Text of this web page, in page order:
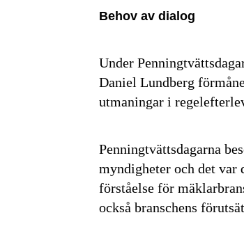
Behov av dialog
Under
Daniel Lundberg
utmaningar i
Penningtvättsdagarna
myndigheter och det
förståelse för
också branschens